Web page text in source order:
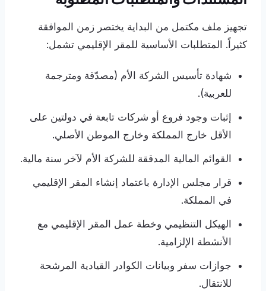
تجهيز ملف مكتمل من البداية يختصر زمن الموافقة
كثيراً. المتطلبات الأساسية للمقر الإقليمي تشمل:
شهادة تأسيس الشركة الأم (مصدّقة ومترجمة
للعربية).
إثبات وجود فروع أو شركات تابعة في دولتين على
الأقل خارج المملكة وخارج الموطن الأصلي.
القوائم المالية المدققة للشركة الأم لآخر سنة مالية.
قرار مجلس الإدارة باعتماد إنشاء المقر الإقليمي
في المملكة.
الهيكل التنظيمي وخطة عمل المقر الإقليمي مع
الأنشطة الإلزامية.
جوازات سفر وبيانات الكوادر القيادية المرشحة
للانتقال.